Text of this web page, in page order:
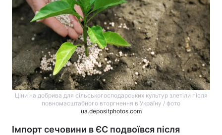
Ціни на добрива для сільськогосподарських культур злетіли після
повномасштабного вторгнення в Україну / фото
ua.depositphotos.com
Імпорт сечовини в ЄС подвоївся після